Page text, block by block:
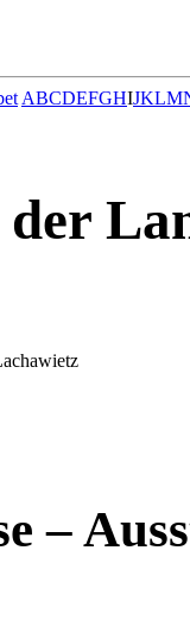
ABCDEFGHIJKLM
–